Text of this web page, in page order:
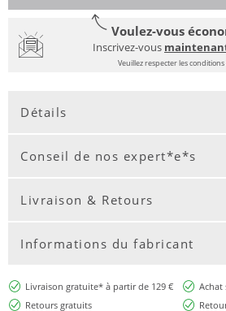
Voulez-vous
Inscrivez-vous
Veuillez respecter les
Détails
Conseil de nos expert*e*s
Livraison & Retours
Informations du fabricant
Livraison gratuite* à partir de 129 €
Achat
Retours gratuits